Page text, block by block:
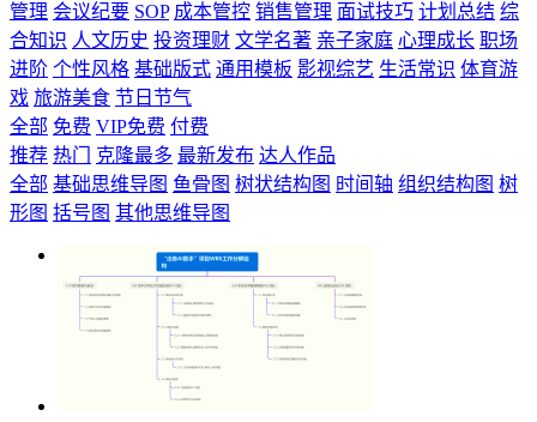
管理 会议纪要 SOP 成本管控 销售管理 面试技巧 计划总结 综
合知识 人文历史 投资理财 文学名著 亲子家庭 心理成长 职场
进阶 个性风格 基础版式 通用模板 影视综艺 生活常识 体育游
戏 旅游美食 节日节气
全部 免费 VIP免费 付费
推荐 热门 克隆最多 最新发布 达人作品
全部 基础思维导图 鱼骨图 树状结构图 时间轴 组织结构图 树
形图 括号图 其他思维导图